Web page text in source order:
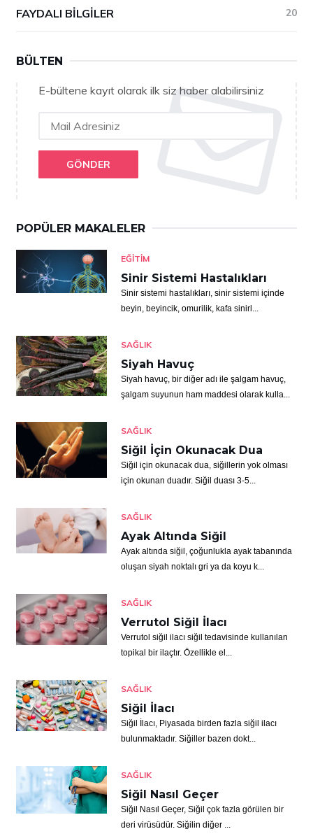
FAYDALI BILGILER 20
BÜLTEN
E-bültene kayıt olarak ilk siz haber alabilirsiniz
GÖNDER
POPÜLER MAKALELER
EĞITIM
Sinir Sistemi Hastalıkları
Sinir sistemi hastalıkları, sinir sistemi içinde
beyin, beyincik, omurilik, kafa sinirl...
SAĞLIK
Siyah Havuç
Siyah havuç, bir diğer adı ile şalgam havuç,
şalgam suyunun ham maddesi olarak kulla...
SAĞLIK
Siğil İçin Okunacak Dua
Siğil için okunacak dua, siğillerin yok olması
için okunan duadır. Siğil duası 3-5...
SAĞLIK
Ayak Altında Siğil
Ayak altında siğil, çoğunlukla ayak tabanında
oluşan siyah noktalı gri ya da koyu k...
SAĞLIK
Verrutol Siğil İlacı
Verrutol siğil ilacı siğil tedavisinde kullanılan
topikal bir ilaçtır. Özellikle el...
SAĞLIK
Siğil İlacı
Siğil İlacı, Piyasada birden fazla siğil ilacı
bulunmaktadır. Siğiller bazen dokt...
SAĞLIK
Siğil Nasıl Geçer
Siğil Nasıl Geçer, Siğil çok fazla görülen bir
deri virüsüdür. Siğilin diğer ...